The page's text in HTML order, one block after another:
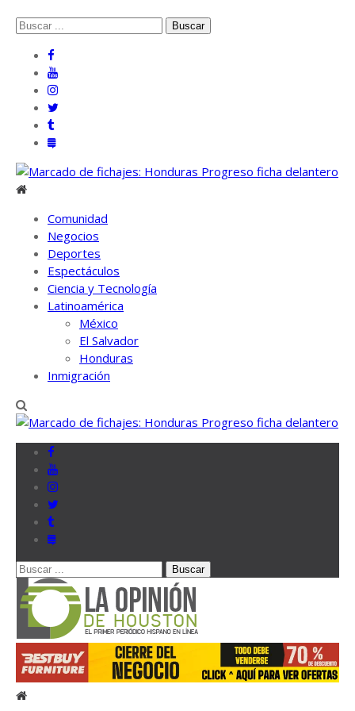
Skip
navigation
Skip
content
Buscar
Comunidad
Negocios
Deportes
Espectáculos
Ciencia y Tecnología
Latinoamérica
México
El Salvador
Honduras
Inmigración
Buscar
por:
La Opinión de Houston
El primer periódico hispano en línea